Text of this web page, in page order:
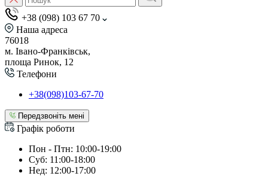
+38 (098) 103 67 70
Наша адреса
76018
м. Івано-Франківськ,
площа Ринок, 12
Телефони
+38(098)103-67-70
Передзвоніть мені
Графік роботи
Пон - Птн: 10:00-19:00
Суб: 11:00-18:00
Нед: 12:00-17:00